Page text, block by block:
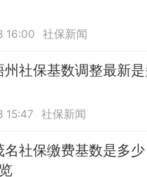
16:00 社保新闻
社保基数调整最新
15:47 社保新闻
社保缴费基数是多